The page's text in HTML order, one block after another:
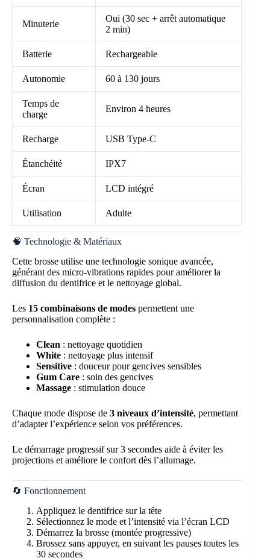
Minuterie
Oui (30 sec + arrêt automatique
2 min)
Batterie Rechargeable
Autonomie 60 à 130 jours
Temps de
charge
Environ 4 heures
Recharge USB Type-C
Étanchéité IPX7
Écran LCD intégré
Utilisation Adulte
🧠 Technologie & Matériaux
Cette brosse utilise une technologie sonique avancée,
générant des micro-vibrations rapides pour améliorer la
diffusion du dentifrice et le nettoyage global.
Les 15 combinaisons de modes permettent une
personnalisation complète :
Clean : nettoyage quotidien
White : nettoyage plus intensif
Sensitive : douceur pour gencives sensibles
Gum Care : soin des gencives
Massage : stimulation douce
Chaque mode dispose de 3 niveaux d’intensité, permettant
d’adapter l’expérience selon vos préférences.
Le démarrage progressif sur 3 secondes aide à éviter les
projections et améliore le confort dès l’allumage.
🔄 Fonctionnement
Appliquez le dentifrice sur la tête
Sélectionnez le mode et l’intensité via l’écran LCD
Démarrez la brosse (montée progressive)
Brossez sans appuyer, en suivant les pauses toutes les
30 secondes